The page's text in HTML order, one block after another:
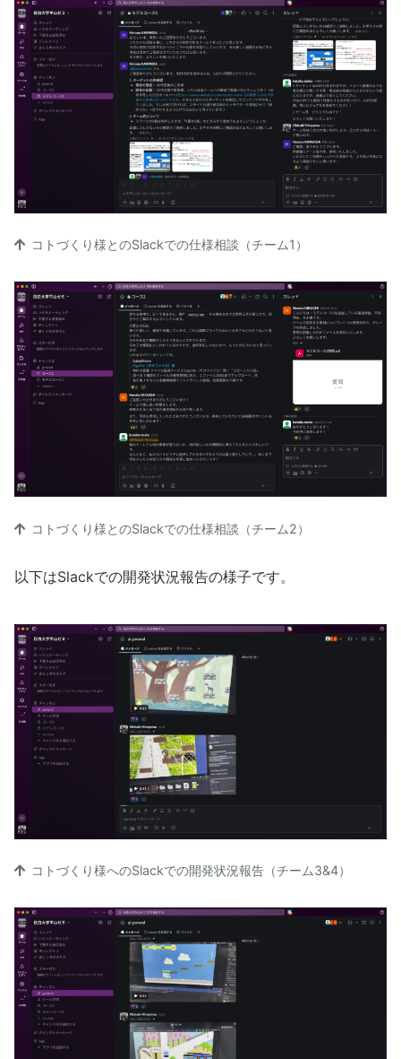
コトづくり様とのSlackでの仕様相談（チーム1）
コトづくり様とのSlackでの仕様相談（チーム2）
以下はSlackでの開発状況報告の様子です。
コトづくり様へのSlackでの開発状況報告（チーム3&4）